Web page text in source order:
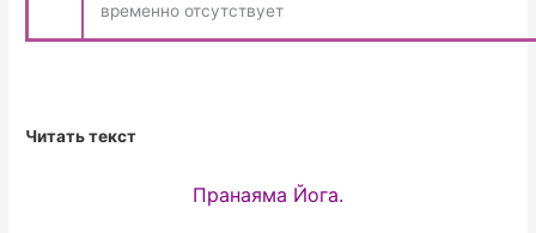
временно отсутствует
Читать текст
Пранаяма Йога.